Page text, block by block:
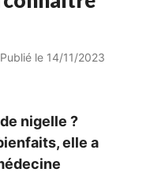
Publié le 14/11/2023
nigelle ?
elle a